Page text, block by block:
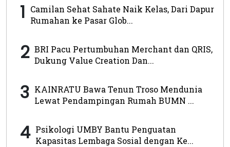
1 Camilan Sehat Sahate Naik Kelas, Dari Dapur
Rumahan ke Pasar Glob...
2 BRI Pacu Pertumbuhan Merchant dan QRIS,
Dukung Value Creation Dan...
3 KAINRATU Bawa Tenun Troso Mendunia
Lewat Pendampingan Rumah BUMN ...
4 Psikologi UMBY Bantu Penguatan
Kapasitas Lembaga Sosial dengan Ke...